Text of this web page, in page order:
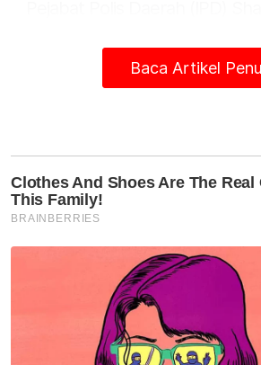
seramai 120 anggota Polis
(PDRM) daripada VAT 69
Dalam pada itu, beliau turut
berkuasa untuk melakukan
dalam usaha menyelamatkan
masih terkandas rumah
Taman Sri Muda.
Baharuddin turut mengakui
banjir di Taman Sri Muda itu
paling teruk berbanding
Baca Artikel